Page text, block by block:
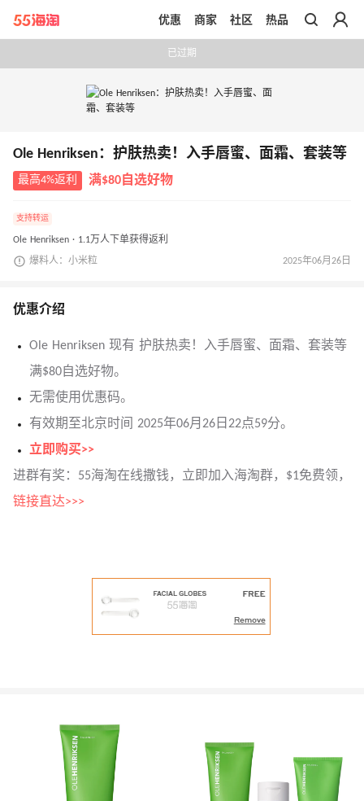
带你去官网买正品
优惠 商家 社区 热品
已过期
Ole Henriksen：护肤热卖！入手唇蜜、面霜、套装等
最高4%返利 满$80自选好物
支持转运
Ole Henriksen · 1.1万人下单获得返利
爆料人：小米粒 2025年06月26日
优惠介绍
Ole Henriksen 现有 护肤热卖！入手唇蜜、面霜、套装等
满$80自选好物。
无需使用优惠码。
有效期至北京时间 2025年06月26日22点59分。
立即购买>>
进群有奖：55海淘在线撒钱，立即加入海淘群，$1免费领，
链接直达>>>